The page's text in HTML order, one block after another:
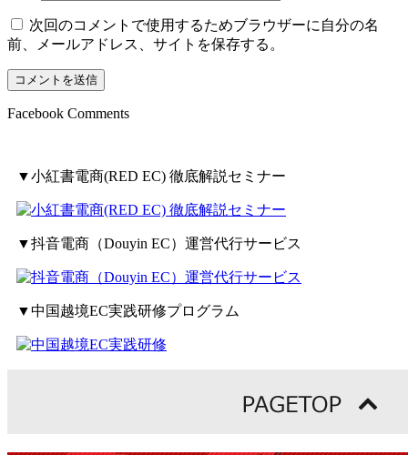
次回のコメントで使用するためブラウザーに自分の名
前、メールアドレス、サイトを保存する。
Facebook Comments
▼小紅書電商(RED EC) 徹底解説セミナー
▼抖音電商（Douyin EC）運営代行サービス
▼中国越境EC実践研修プログラム